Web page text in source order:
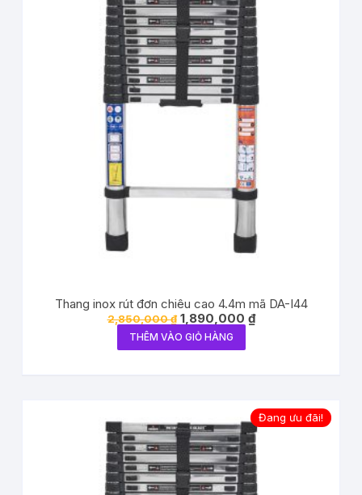
Thang inox rút đơn chiêu cao 4.4m mã DA-I44
2,850,000₫ 1,890,000 ₫
THÊM VÀO GIỎ HÀNG
Đang ưu đãi!